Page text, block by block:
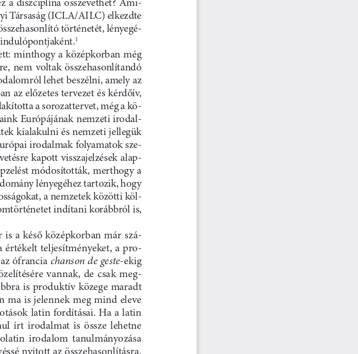
Társaság (ICLA/AILC) elkezdte
történetét, lényegé-
1
minthogy a középkorban még
nem  voltak  összehasonlítandó
lehet beszélni, amely az
az előzetes tervezet és kérdőív,
a sorozattervet, még a kö-
Európájának nemzeti irodal-
kialakulni és nemzeti jellegük
irodalmak folyamatok sze-
kapott  visszajelzések  alap-
módosították, merthogy a
lényegéhez tartozik, hogy
a nemzetek közötti köl-
indítani korábbról is,
a késő középkorban már szá-
teljesítményeket, a pro-
ófrancia chanson de geste-ekig
vannak,  de  csak  meg-
is produktív közege maradt
ma is jelennek meg mind eleve
latin fordításai. Ha a latin
írt  irodalmat  is  össze  lehetne
irodalom  tanulmányozása
nyitott az összehasonlításra.